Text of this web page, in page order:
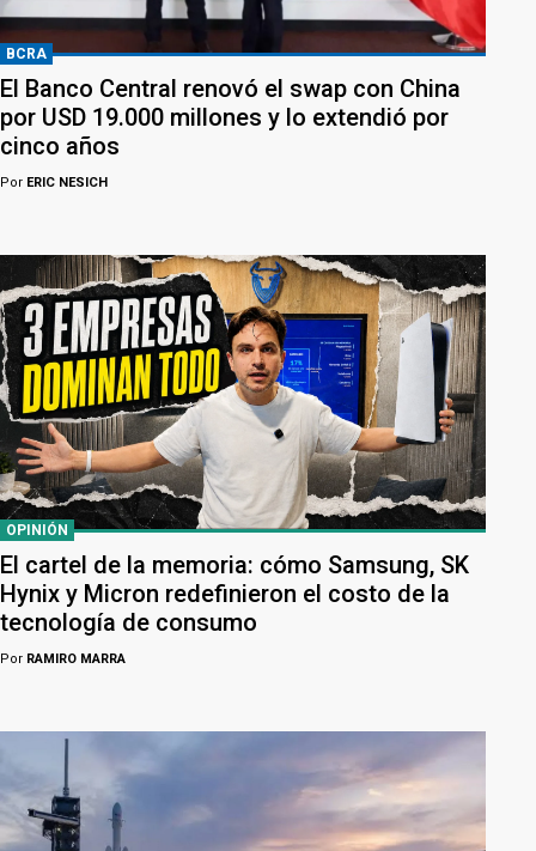
BCRA
El Banco Central renovó el swap con China
por USD 19.000 millones y lo extendió por
cinco años
Por ERIC NESICH
OPINIÓN
El cartel de la memoria: cómo Samsung, SK
Hynix y Micron redefinieron el costo de la
tecnología de consumo
Por RAMIRO MARRA